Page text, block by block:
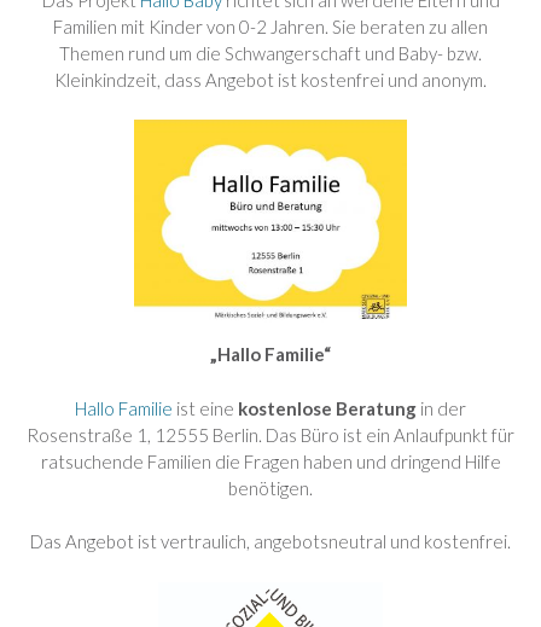
Familien mit Kinder von 0-2 Jahren. Sie beraten zu allen
Themen rund um die Schwangerschaft und Baby- bzw.
Kleinkindzeit, dass Angebot ist kostenfrei und anonym.
„Hallo Familie“
Hallo Familie ist eine kostenlose Beratung in der
Rosenstraße 1, 12555 Berlin. Das Büro ist ein Anlaufpunkt für
ratsuchende Familien die Fragen haben und dringend Hilfe
benötigen.
Das Angebot ist vertraulich, angebotsneutral und kostenfrei.